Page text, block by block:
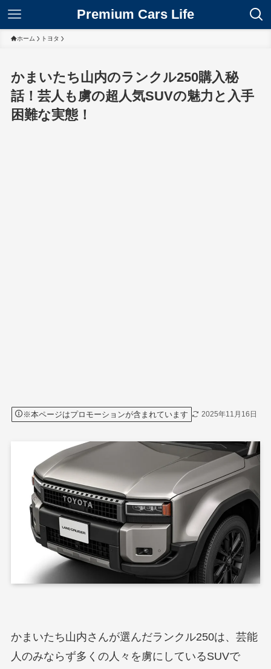
Premium Cars Life
ホーム トヨタ
かまいたち山内のランクル250購入秘
話！芸人も虜の超人気SUVの魅力と入手
困難な実態！
※本ページはプロモーションが含まれています 2025年11月16日
かまいたち山内さんが選んだランクル250は、芸能
人のみならず多くの人々を虜にしているSUVで